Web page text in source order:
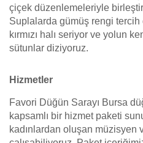
çiçek düzenlemeleriyle
Suplalarda gümüş rengi
kırmızı halı seriyor ve yolun
sütunlar diziyoruz.
Hizmetler
Favori Düğün Sarayı Bursa
kapsamlı bir hizmet paketi
kadınlardan oluşan müzisyen